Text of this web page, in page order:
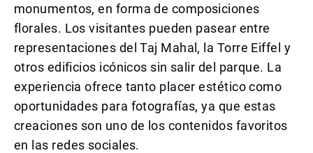
monumentos, en forma de composiciones
florales. Los visitantes pueden pasear entre
representaciones del Taj Mahal, la Torre Eiffel y
otros edificios icónicos sin salir del parque. La
experiencia ofrece tanto placer estético como
oportunidades para fotografías, ya que estas
creaciones son uno de los contenidos favoritos
en las redes sociales.